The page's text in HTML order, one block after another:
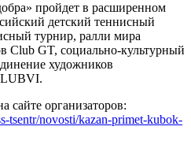
пройдет в расширенном
детский теннисный
турнир, ралли мира
Club GT, социально-культурный
художников
сайте организаторов:
tsentr/novosti/kazan-primet-kubok-